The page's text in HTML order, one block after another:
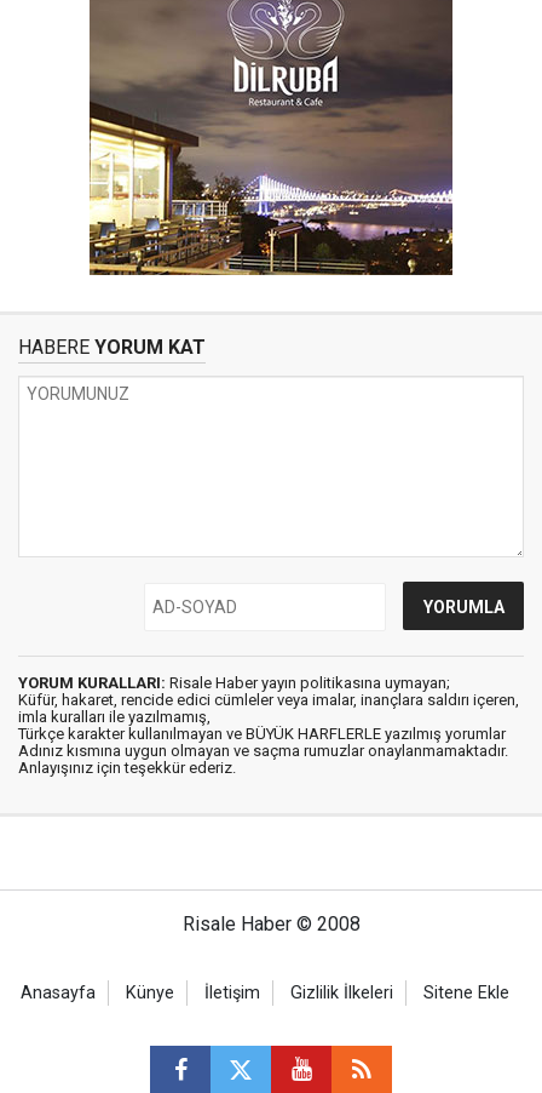
HABERE YORUM KAT
YORUM KURALLARI: Risale Haber yayın politikasına uymayan;
Küfür, hakaret, rencide edici cümleler veya imalar, inançlara saldırı içeren,
imla kuralları ile yazılmamış,
Türkçe karakter kullanılmayan ve BÜYÜK HARFLERLE yazılmış yorumlar
Adınız kısmına uygun olmayan ve saçma rumuzlar onaylanmamaktadır.
Anlayışınız için teşekkür ederiz.
Risale Haber © 2008
Anasayfa Künye İletişim Gizlilik İlkeleri Sitene Ekle